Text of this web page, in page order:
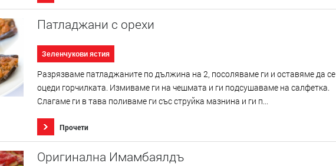
Патладжани с орехи
Зеленчукови ястия
Разрязваме патладжаните по дължина на 2, посоляваме ги и оставяме да се
оцеди горчилката. Измиваме ги на чешмата и ги подсушаваме на салфетка.
Слагаме ги в тава поливаме ги със струйка мазнина и ги п...
Прочети
Оригинална Имамбаялдъ